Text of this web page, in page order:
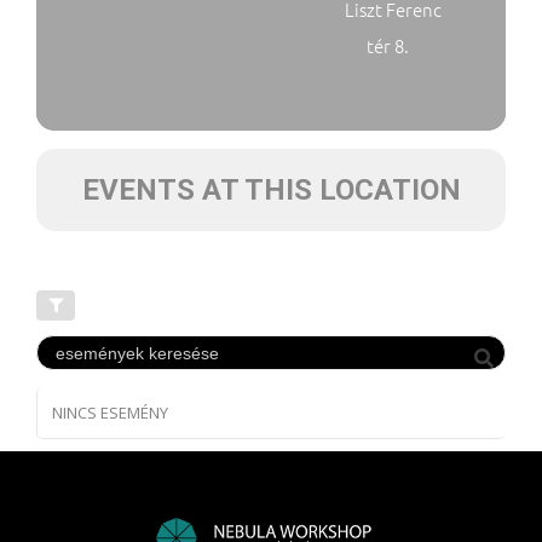
Liszt Ferenc
tér 8.
EVENTS AT THIS LOCATION
NINCS ESEMÉNY